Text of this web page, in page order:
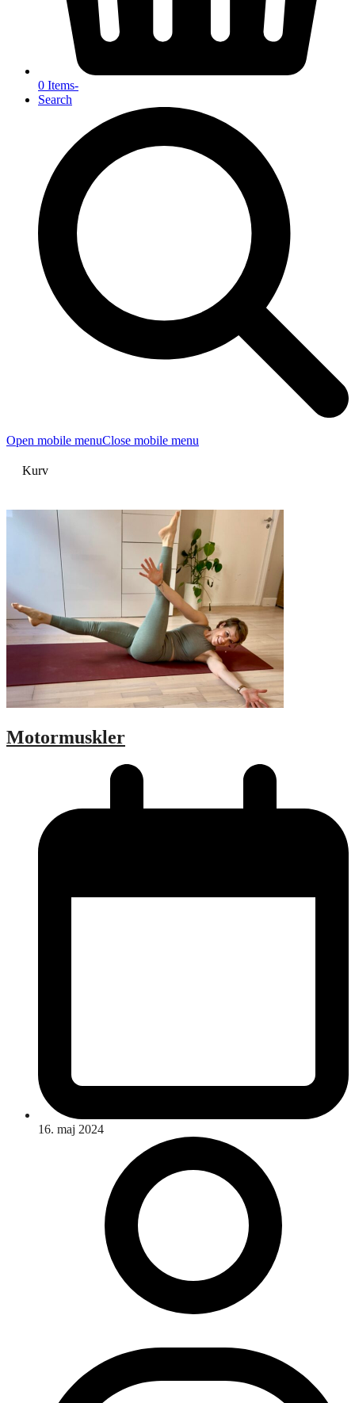
0 Items-
Search
Open mobile menuClose mobile menu
Kurv
Motormuskler
16. maj 2024